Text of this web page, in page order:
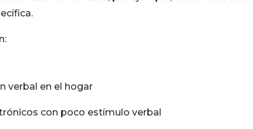
verbal en el hogar
con poco estímulo verbal